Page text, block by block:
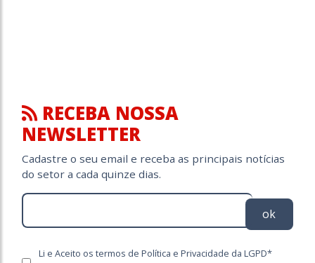
RECEBA NOSSA
NEWSLETTER
Cadastre o seu email e receba as principais notícias
do setor a cada quinze dias.
ok
Li e Aceito os termos de Política e Privacidade da LGPD*